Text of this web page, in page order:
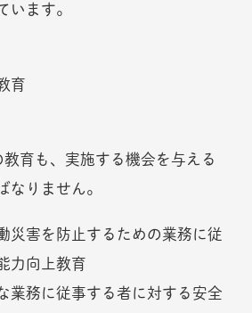
います。
育
育も、実施する機会を与える
なりません。
災害を防止するための業務に従
力向上教育
業務に従事する者に対する安全